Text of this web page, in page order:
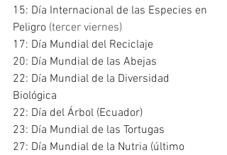
15: Día Internacional de las Especies en
Peligro (tercer viernes)
17: Día Mundial del Reciclaje
20: Día Mundial de las Abejas
22: Día Mundial de la Diversidad
Biológica
22: Día del Árbol (Ecuador)
23: Día Mundial de las Tortugas
27: Día Mundial de la Nutria (último